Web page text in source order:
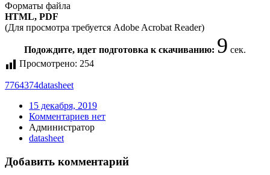
Форматы файла
HTML, PDF
(Для просмотра требуется Adobe Acrobat Reader)
Подождите, идет подготовка к скачиванию: 9 сек.
Просмотрено: 254
7764374datasheet
15 декабря, 2019
Комментариев нет
Администратор
datasheet
Добавить комментарий